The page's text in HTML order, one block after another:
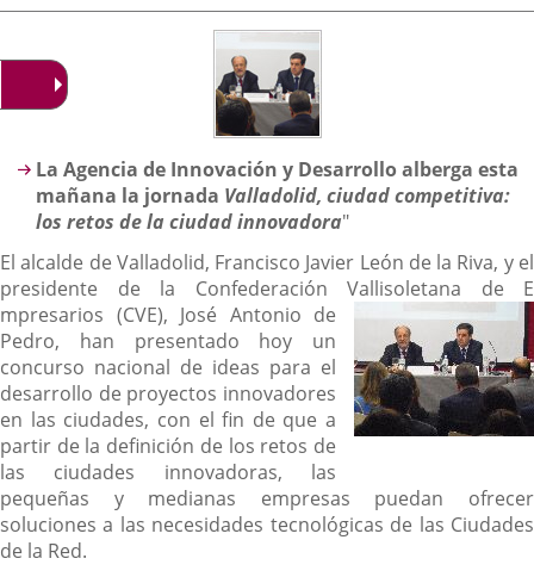
externa.
la
Descripción
La Agencia de Innovación y Desarrollo alberga esta
mañana la jornada Valladolid, ciudad competitiva:
los retos de la ciudad innovadora"
El alcalde de Valladolid, Francisco Javier León de la Riva, y el
presidente de la Confederación Vallisoletana de E
mpresarios (CVE), José Antonio de
Pedro, han presentado hoy un
concurso nacional de ideas para el
desarrollo de proyectos innovadores
en las ciudades, con el fin de que a
partir de la definición de los retos de
las ciudades innovadoras, las
pequeñas y medianas empresas puedan ofrecer
soluciones a las necesidades tecnológicas de las Ciudades
de la Red.